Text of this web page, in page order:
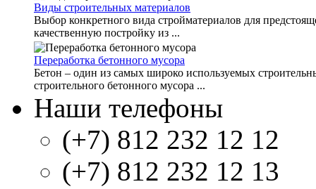
Виды строительных материалов
Выбор конкретного вида стройматериалов для
качественную постройку из ...
Переработка бетонного мусора
Бетон – один из самых широко используемых
строительного бетонного мусора ...
Наши телефоны
(+7) 812 232 12 12
(+7) 812 232 12 13